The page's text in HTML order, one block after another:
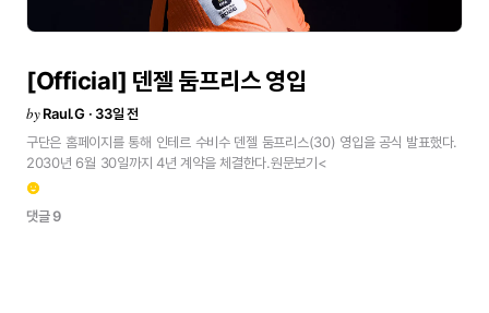
[Official] 덴젤 둠프리스 영입
by Raul.G · 33일 전
구단은 홈페이지를 통해 인테르 수비수 덴젤 둠프리스(30) 영입을 공식 발표했다.
2030년 6월 30일까지 4년 계약을 체결한다.원문보기<
emoji_emotions
댓글 9